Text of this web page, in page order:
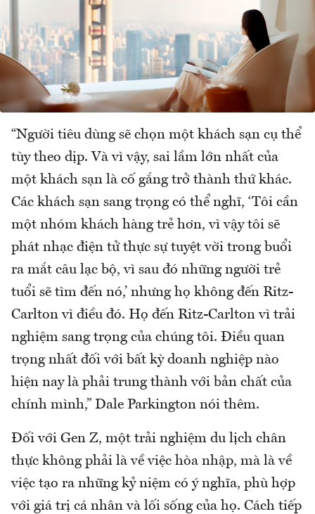
“Người tiêu dùng sẽ chọn một khách sạn cụ thể
tùy theo dịp. Và vì vậy, sai lầm lớn nhất của
một khách sạn là cố gắng trở thành thứ khác.
Các khách sạn sang trọng có thể nghĩ, ‘Tôi cần
một nhóm khách hàng trẻ hơn, vì vậy tôi sẽ
phát nhạc điện tử thực sự tuyệt vời trong buổi
ra mắt câu lạc bộ, vì sau đó những người trẻ
tuổi sẽ tìm đến nó,’ nhưng họ không đến Ritz-
Carlton vì điều đó. Họ đến Ritz-Carlton vì trải
nghiệm sang trọng của chúng tôi. Điều quan
trọng nhất đối với bất kỳ doanh nghiệp nào
hiện nay là phải trung thành với bản chất của
chính mình,” Dale Parkington nói thêm.
Đối với Gen Z, một trải nghiệm du lịch chân
thực không phải là về việc hòa nhập, mà là về
việc tạo ra những kỷ niệm có ý nghĩa, phù hợp
với giá trị cá nhân và lối sống của họ. Cách tiếp